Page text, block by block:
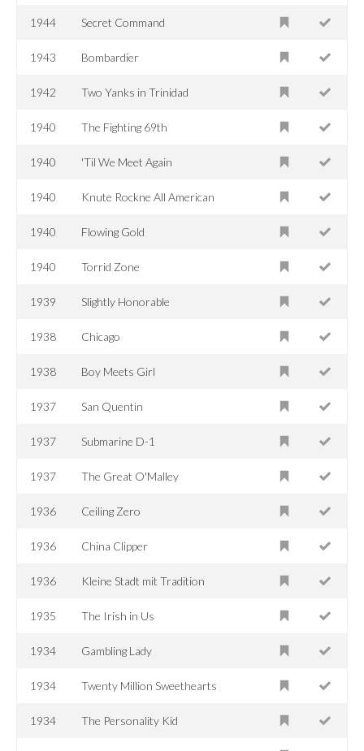
1944 Secret Command
1943 Bombardier
1942 Two Yanks in Trinidad
1940 The Fighting 69th
1940 'Til We Meet Again
1940 Knute Rockne All American
1940 Flowing Gold
1940 Torrid Zone
1939 Slightly Honorable
1938 Chicago
1938 Boy Meets Girl
1937 San Quentin
1937 Submarine D-1
1937 The Great O'Malley
1936 Ceiling Zero
1936 China Clipper
1936 Kleine Stadt mit Tradition
1935 The Irish in Us
1934 Gambling Lady
1934 Twenty Million Sweethearts
1934 The Personality Kid